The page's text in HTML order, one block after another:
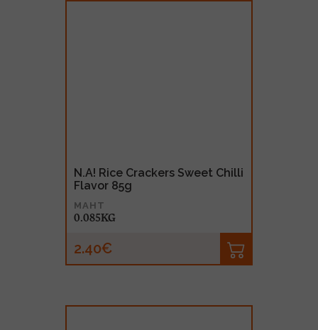
N.A! Rice Crackers Sweet Chilli
Flavor 85g
MAHT
0.085KG
2.40€